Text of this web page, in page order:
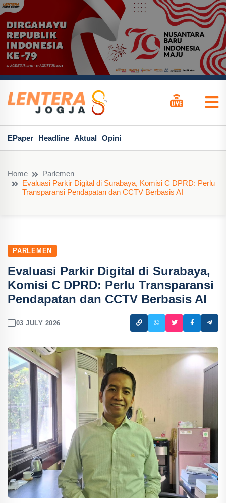
EPaper Headline Aktual Opini
Home
Parlemen
Evaluasi Parkir Digital di Surabaya, Komisi C DPRD: Perlu
Transparansi Pendapatan dan CCTV Berbasis AI
PARLEMEN
Evaluasi Parkir Digital di Surabaya,
Komisi C DPRD: Perlu Transparansi
Pendapatan dan CCTV Berbasis AI
03 JULY 2026